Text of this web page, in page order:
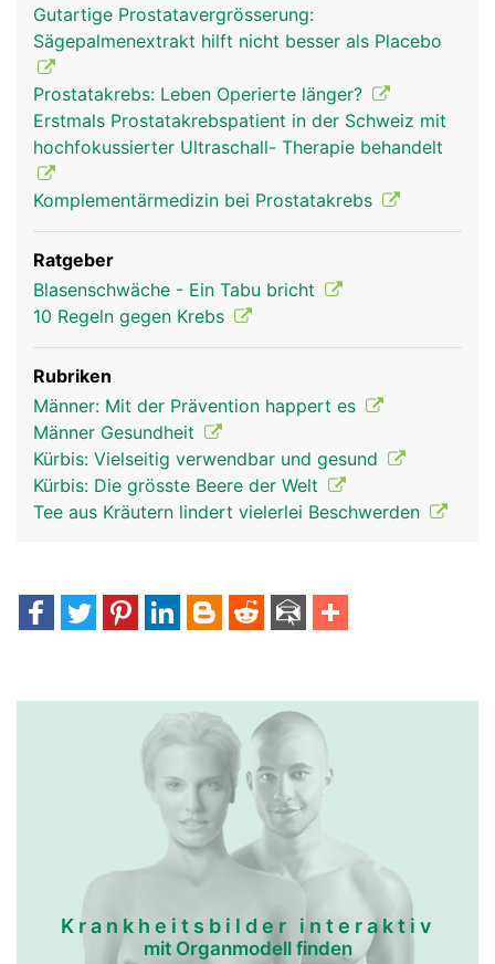
Gutartige Prostatavergrösserung:
Sägepalmenextrakt hilft nicht besser als Placebo
Prostatakrebs: Leben Operierte länger?
Erstmals Prostatakrebspatient in der Schweiz mit
hochfokussierter Ultraschall- Therapie behandelt
Komplementärmedizin bei Prostatakrebs
Ratgeber
Blasenschwäche - Ein Tabu bricht
10 Regeln gegen Krebs
Rubriken
Männer: Mit der Prävention happert es
Männer Gesundheit
Kürbis: Vielseitig verwendbar und gesund
Kürbis: Die grösste Beere der Welt
Tee aus Kräutern lindert vielerlei Beschwerden
Krankheitsbilder interaktiv
mit Organmodell finden